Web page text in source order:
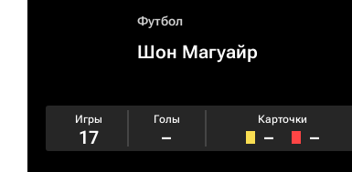
Футбол
Шон Магуайр
Игры
17
Голы
–
Карточки
– –